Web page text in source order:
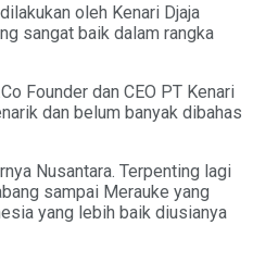
oleh Kenari Djaja
sangat baik dalam rangka
Founder dan CEO PT Kenari
dan belum banyak dibahas
Nusantara. Terpenting lagi
sampai Merauke yang
yang lebih baik diusianya